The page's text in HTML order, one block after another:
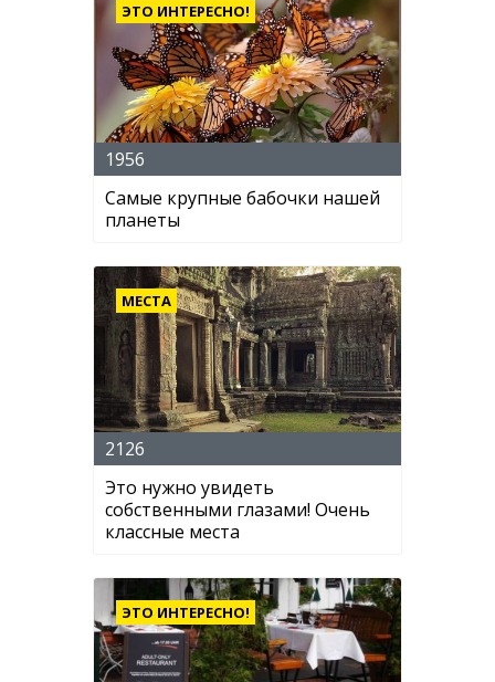
ЭТО ИНТЕРЕСНО!
1956
Самые крупные бабочки нашей
планеты
МЕСТА
2126
Это нужно увидеть
собственными глазами! Очень
классные места
ЭТО ИНТЕРЕСНО!